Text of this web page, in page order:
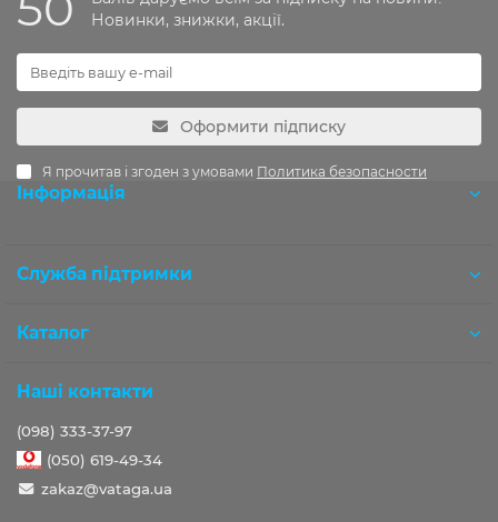
Новинки, знижки, акції.
Оформити підписку
Я прочитав і згоден з умовами Политика безопасности
Інформація
Служба підтримки
Каталог
Наші контакти
(098) 333-37-97
(050) 619-49-34
zakaz@vataga.ua